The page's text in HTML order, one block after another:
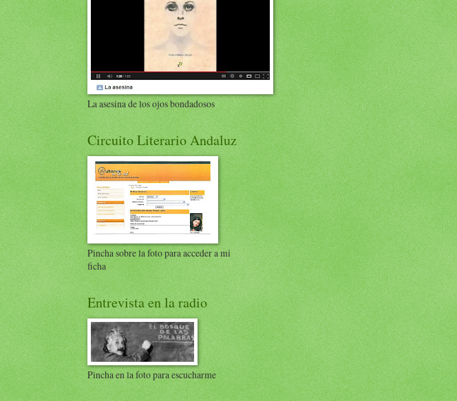
La asesina de los ojos bondadosos
Circuito Literario Andaluz
Pincha sobre la foto para acceder a mi
ficha
Entrevista en la radio
Pincha en la foto para escucharme